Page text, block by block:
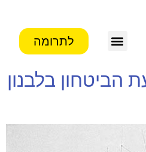
לתרומה
הביטחון בלבנון